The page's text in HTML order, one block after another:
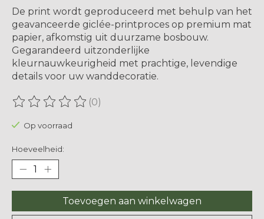
De print wordt geproduceerd met behulp van het
geavanceerde giclée-printproces op premium mat
papier, afkomstig uit duurzame bosbouw. ​​
Gegarandeerd uitzonderlijke
kleurnauwkeurigheid met prachtige, levendige
details voor uw wanddecoratie.
De beoordeling van dit product is
(0)
Op voorraad
Hoeveelheid:
Toevoegen aan winkelwagen